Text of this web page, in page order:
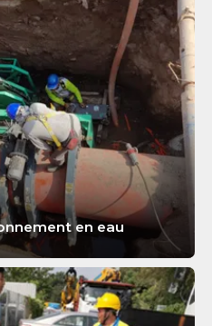
en eau